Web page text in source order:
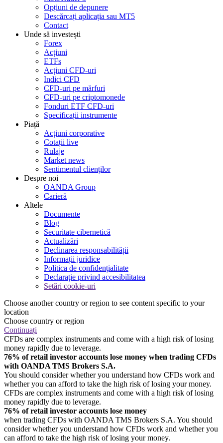
Opțiuni de depunere
Descărcați aplicația sau MT5
Contact
Unde să investești
Forex
Acțiuni
ETFs
Acțiuni CFD-uri
Indici CFD
CFD-uri pe mărfuri
CFD-uri pe criptomonede
Fonduri ETF CFD-uri
Specificații instrumente
Piață
Acțiuni corporative
Cotații live
Rulaje
Market news
Sentimentul clienților
Despre noi
OANDA Group
Carieră
Altele
Documente
Blog
Securitate cibernetică
Actualizări
Declinarea responsabilității
Informații juridice
Politica de confidențialitate
Declarație privind accesibilitatea
Setări cookie-uri
Choose another country or region to see content specific to your
location
Choose country or region
Continuați
CFDs are complex instruments and come with a high risk of losing
money rapidly due to leverage.
76% of retail investor accounts lose money when trading CFDs
with OANDA TMS Brokers S.A.
You should consider whether you understand how CFDs work and
whether you can afford to take the high risk of losing your money.
CFDs are complex instruments and come with a high risk of losing
money rapidly due to leverage.
76% of retail investor accounts lose money
when trading CFDs with OANDA TMS Brokers S.A. You should
consider whether you understand how CFDs work and whether you
can afford to take the high risk of losing your money.